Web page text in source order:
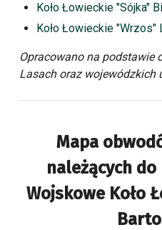
Mapa
należących do
Wojskowe Koło
Koło Łowieckie "Sójka"
Koło Łowieckie
Opracowano na podstawie
Lasach oraz wojewódzkich